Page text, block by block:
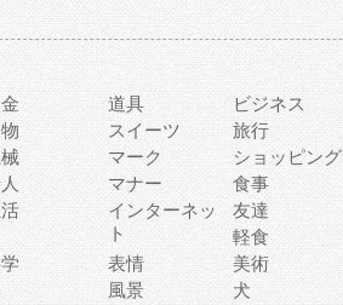
道具 ビジネス
スイーツ 旅行
マーク ショッピング
マナー 食事
インターネッ
ト
友達
軽食
表情 美術
風景 犬